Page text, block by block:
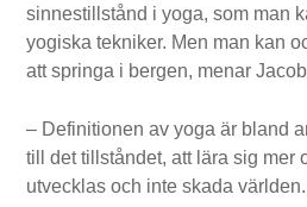
sinnestillstånd i yoga, som man
yogiska tekniker. Men man kan
att springa i bergen, menar
– Definitionen av yoga är bland
till det tillståndet, att lära sig mer
utvecklas och inte skada